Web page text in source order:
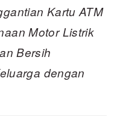
Kartu ATM
Motor Listrik
Bersih
dengan